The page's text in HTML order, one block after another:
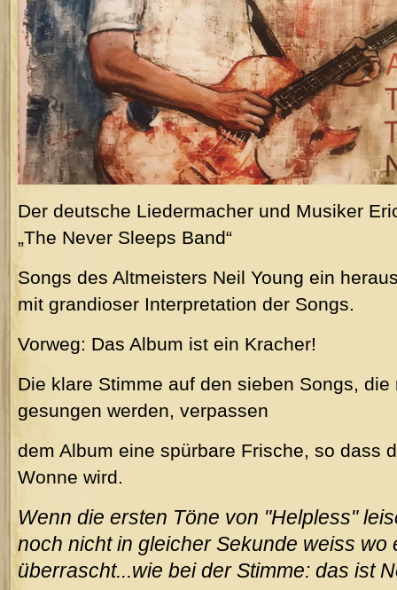
Der deutsche Liedermacher und Musiker
„The Never Sleeps Band“
Songs des Altmeisters Neil Young ein
mit grandioser Interpretation der Songs.
Vorweg: Das Album ist ein Kracher!
Die klare Stimme auf den sieben Songs,
gesungen werden, verpassen
dem Album eine spürbare Frische, so dass
Wonne wird.
Wenn die ersten Töne von "Helpless"
noch nicht in gleicher Sekunde weiss wo
überrascht...wie bei der Stimme: das ist